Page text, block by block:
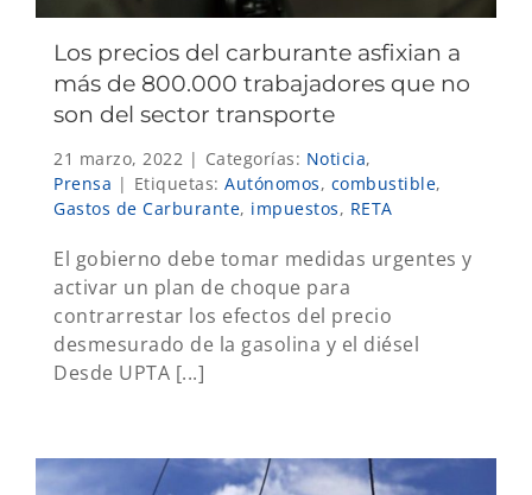
Los precios del carburante asfixian a
más de 800.000 trabajadores que no
son del sector transporte
21 marzo, 2022 | Categorías: Noticia,
Prensa | Etiquetas: Autónomos, combustible,
Gastos de Carburante, impuestos, RETA
El gobierno debe tomar medidas urgentes y
activar un plan de choque para
contrarrestar los efectos del precio
desmesurado de la gasolina y el diésel
Desde UPTA [...]